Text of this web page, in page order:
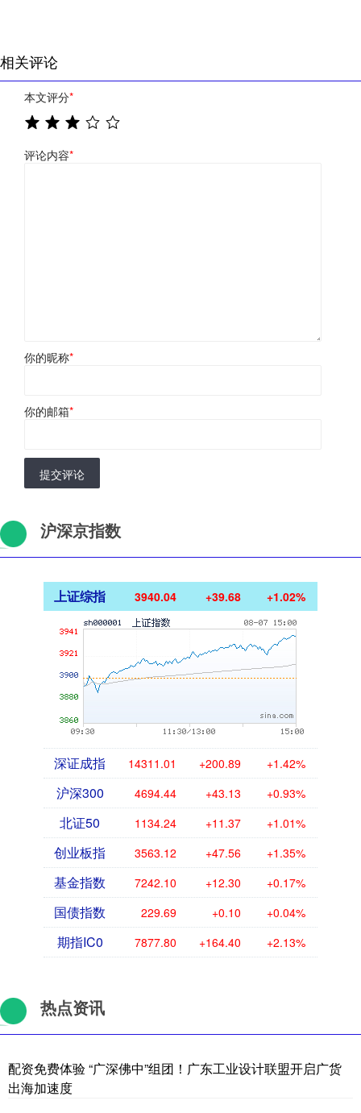
相关评论
本文评分*
评论内容*
你的昵称*
你的邮箱*
提交评论
沪深京指数
上证综指 3940.04 +39.68 +1.02%
深证成指 14311.01 +200.89 +1.42%
沪深300 4694.44 +43.13 +0.93%
北证50 1134.24 +11.37 +1.01%
创业板指 3563.12 +47.56 +1.35%
基金指数 7242.10 +12.30 +0.17%
国债指数 229.69 +0.10 +0.04%
期指IC0 7877.80 +164.40 +2.13%
热点资讯
配资免费体验 “广深佛中”组团！广东工业设计联盟开启广货
出海加速度